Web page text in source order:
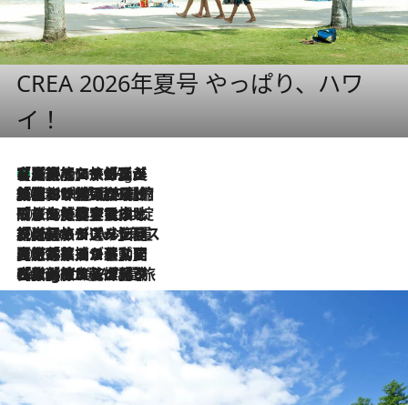
CREA 2026年夏号 やっぱり、ハワ
イ！
46 Minutes Ago
【厳選旅コスメ】「多機能アイテムがメイン！」旅好き美容エディターが選んだ夏旅ベストコスメを発表【Mサイズジップ】
2026.8.6
「荷物が増えるほど旅ストレスは増す」美容ジャーナリストがたどり着いた最終結論。“化粧品を劇的に減らす”感動の凝縮美容とは
2026.8.6
「旅先には金髪ウィッグを持参」日本と同じメイクでは損してる!? 美容ジャーナリストが提案する“掟破りの旅美容”とは
2026.8.6
【厳選旅コスメ】「身軽さ＆UV対策重視！」ヘアアーティストshucoが選んだ夏旅ベストコスメを発表【Mサイズジップ】
2026.8.5
【厳選旅コスメ】国内をあちこち移動する河井菜摘が選んだ夏旅ベストコスメ発表！「リラックスアイテムはマスト」【Mサイズジップ】
2026.8.4
【厳選旅コスメ】「紫外線＆乾燥対策しながらメイク感も！」ヘア＆メイクGeorgeが選んだ夏旅ベストコスメを発表！【Mサイズジップ】